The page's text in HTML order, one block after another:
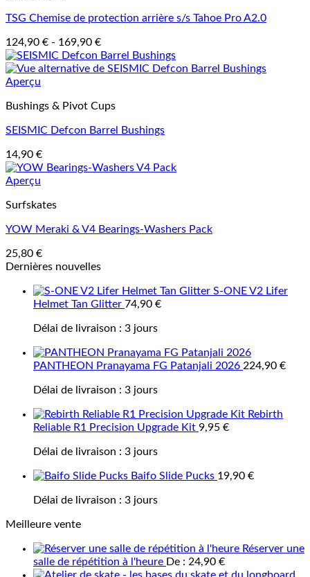
TSG Chemise de protection arrière s/s Tahoe Pro A2.0
124,90 € - 169,90 €
Aperçu
Bushings & Pivot Cups
SEISMIC Defcon Barrel Bushings
14,90 €
Aperçu
Surfskates
YOW Meraki & V4 Bearings-Washers Pack
25,80 €
Dernières nouvelles
S-ONE V2 Lifer
Helmet Tan Glitter 74,90 €
Délai de livraison : 3 jours
PANTHEON Pranayama FG Patanjali 2026 224,90 €
Délai de livraison : 3 jours
Rebirth
Reliable R1 Precision Upgrade Kit 9,95 €
Délai de livraison : 3 jours
Baifo Slide Pucks 19,90 €
Délai de livraison : 3 jours
Meilleure vente
Réserver une
salle de répétition à l'heure De : 24,90 €